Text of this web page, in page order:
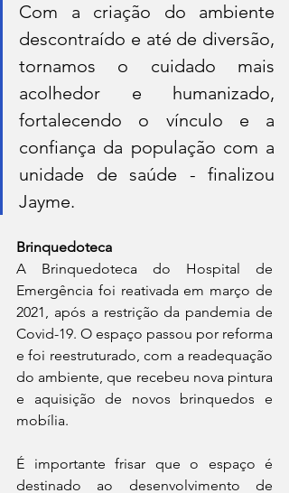
Com a criação do ambiente
descontraído e até de diversão,
tornamos o cuidado mais
acolhedor e humanizado,
fortalecendo o vínculo e a
confiança da população com a
unidade de saúde - finalizou
Jayme.
Brinquedoteca
A Brinquedoteca do Hospital de
Emergência foi reativada em março de
2021, após a restrição da pandemia de
Covid-19. O espaço passou por reforma
e foi reestruturado, com a readequação
do ambiente, que recebeu nova pintura
e aquisição de novos brinquedos e
mobília.
É importante frisar que o espaço é
destinado ao desenvolvimento de